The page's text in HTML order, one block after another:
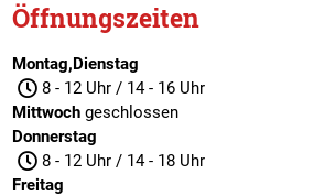
Öffnungszeiten
Montag,Dienstag
8 - 12 Uhr / 14 - 16 Uhr
Mittwochgeschlossen
Donnerstag
8 - 12 Uhr / 14 - 18 Uhr
Freitag